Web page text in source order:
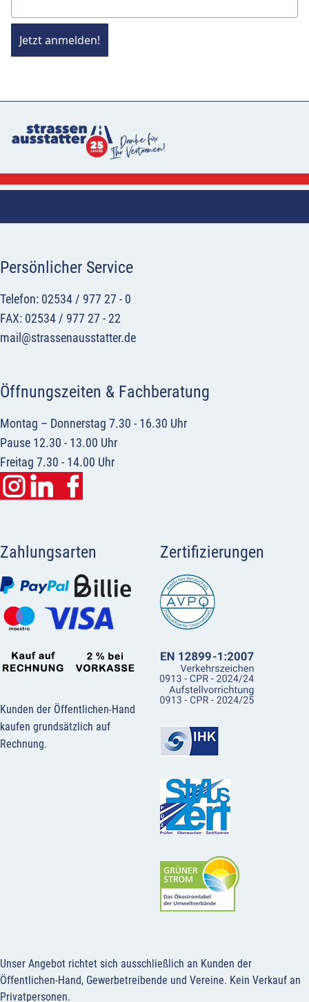
Jetzt anmelden!
Persönlicher Service
Telefon: 02534 / 977 27 - 0
FAX: 02534 / 977 27 - 22
mail@strassenausstatter.de
Öffnungszeiten & Fachberatung
Montag – Donnerstag 7.30 - 16.30 Uhr
Pause 12.30 - 13.00 Uhr
Freitag 7.30 - 14.00 Uhr
Zahlungsarten
Kunden der Öffentlichen-Hand
kaufen grundsätzlich auf
Rechnung.
Zertifizierungen
Unser Angebot richtet sich ausschließlich an Kunden der
Öffentlichen-Hand, Gewerbetreibende und Vereine. Kein Verkauf an
Privatpersonen.